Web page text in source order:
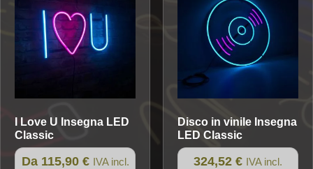
I Love U Insegna LED
Classic
Da 115,90 € IVA incl.
Disco in vinileInsegna
LED Classic
324,52 € IVA incl.